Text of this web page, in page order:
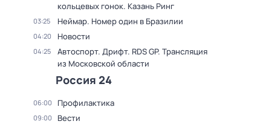
кольцевых гонок. Казань Ринг
03:25 Неймар. Номер один в Бразилии
04:20 Новости
04:25
Автоспорт. Дрифт. RDS GP. Трансляция
из Московской области
Россия 24
06:00 Профилактика
09:00 Вести